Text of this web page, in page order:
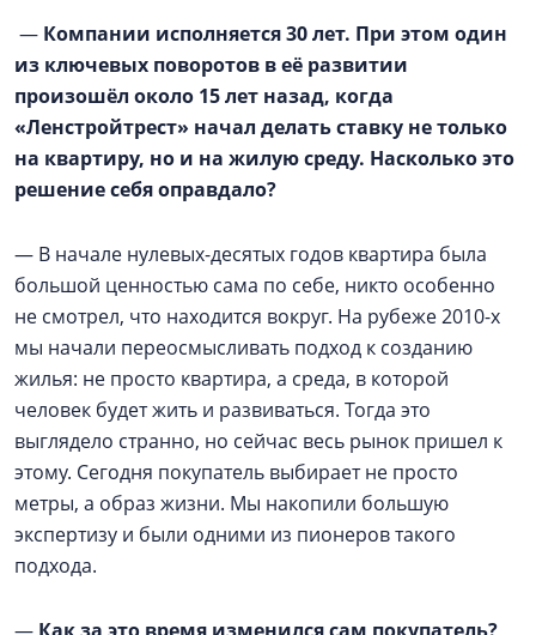
— Компании исполняется 30 лет. При этом один
из ключевых поворотов в её развитии
произошёл около 15 лет назад, когда
«Ленстройтрест» начал делать ставку не только
на квартиру, но и на жилую среду. Насколько это
решение себя оправдало?
— В начале нулевых-десятых годов квартира была
большой ценностью сама по себе, никто особенно
не смотрел, что находится вокруг. На рубеже 2010-х
мы начали переосмысливать подход к созданию
жилья: не просто квартира, а среда, в которой
человек будет жить и развиваться. Тогда это
выглядело странно, но сейчас весь рынок пришел к
этому. Сегодня покупатель выбирает не просто
метры, а образ жизни. Мы накопили большую
экспертизу и были одними из пионеров такого
подхода.